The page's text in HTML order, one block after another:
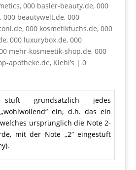
, 000 basler-beauty.de, 000
, 000 beautywelt.de, 000
, 000 kosmetikfuchs.de, 000
, 000 luxurybox.de, 000
mehr-kosmeetik-shop.de, 000
apotheke.de, Kiehl’s | 0
grundsätzlich jedes
ein, d.h. das ein
ursprünglich die Note 2-
mit der Note „2“ eingestuft